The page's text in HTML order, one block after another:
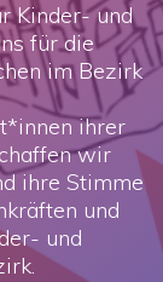
Kinder- und
für die
im Bezirk
ihrer
wir
ihre Stimme
und
und